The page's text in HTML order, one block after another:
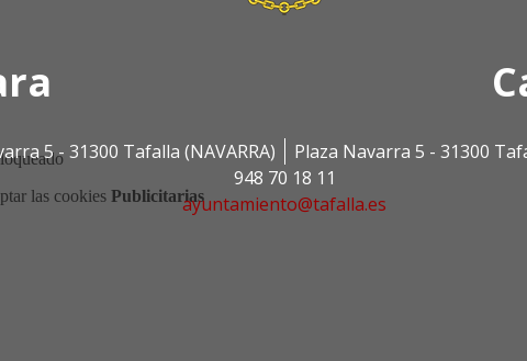
5 - 31300 Tafalla (NAVARRA)
Plaza Navarra 5 - 31300
948 70 18 11
ayuntamiento@tafalla.es